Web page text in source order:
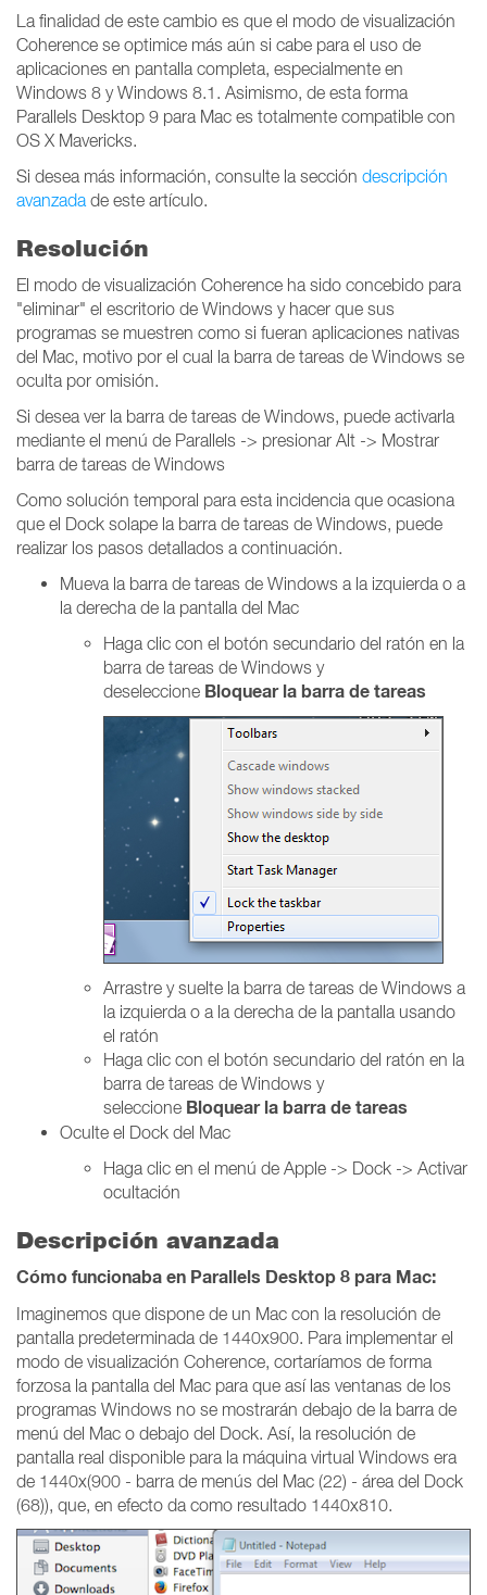
La finalidad de este cambio es que el modo de visualización
Coherence se optimice más aún si cabe para el uso de
aplicaciones en pantalla completa, especialmente en
Windows 8 y Windows 8.1. Asimismo, de esta forma
Parallels Desktop 9 para Mac es totalmente compatible con
OS X Mavericks.
Si desea más información, consulte la sección descripción
avanzada de este artículo.
Resolución
El modo de visualización Coherence ha sido concebido para
"eliminar" el escritorio de Windows y hacer que sus
programas se muestren como si fueran aplicaciones nativas
del Mac, motivo por el cual la barra de tareas de Windows se
oculta por omisión.
Si desea ver la barra de tareas de Windows, puede activarla
mediante el menú de Parallels -> presionar Alt -> Mostrar
barra de tareas de Windows
Como solución temporal para esta incidencia que ocasiona
que el Dock solape la barra de tareas de Windows, puede
realizar los pasos detallados a continuación.
Mueva la barra de tareas de Windows a la izquierda o a
la derecha de la pantalla del Mac
Haga clic con el botón secundario del ratón en la
barra de tareas de Windows y
deseleccione Bloquear la barra de tareas
Arrastre y suelte la barra de tareas de Windows a
la izquierda o a la derecha de la pantalla usando
el ratón
Haga clic con el botón secundario del ratón en la
barra de tareas de Windows y
seleccione Bloquear la barra de tareas
Oculte el Dock del Mac
Haga clic en el menú de Apple -> Dock -> Activar
ocultación
Descripción avanzada
Cómo funcionaba en Parallels Desktop 8 para Mac:
Imaginemos que dispone de un Mac con la resolución de
pantalla predeterminada de 1440x900. Para implementar el
modo de visualización Coherence, cortaríamos de forma
forzosa la pantalla del Mac para que así las ventanas de los
programas Windows no se mostrarán debajo de la barra de
menú del Mac o debajo del Dock. Así, la resolución de
pantalla real disponible para la máquina virtual Windows era
de 1440x(900 - barra de menús del Mac (22) - área del Dock
(68)), que, en efecto da como resultado 1440x810.